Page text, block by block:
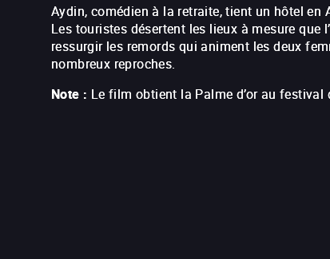
Aydin, comédien à la retraite, tient un hôtel en
Les touristes désertent les lieux à mesure que
ressurgir les remords qui animent les deux
nombreux reproches.
Note : Le film obtient la Palme d’or au festival